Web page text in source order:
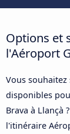
Options et
l'Aéroport
Vous souhaitez
disponibles
Brava à Llançà
l'itinéraire